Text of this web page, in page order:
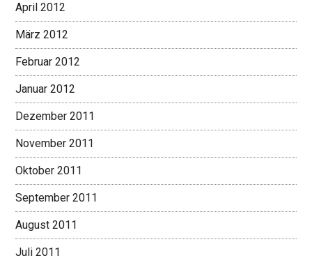
April 2012
März 2012
Februar 2012
Januar 2012
Dezember 2011
November 2011
Oktober 2011
September 2011
August 2011
Juli 2011